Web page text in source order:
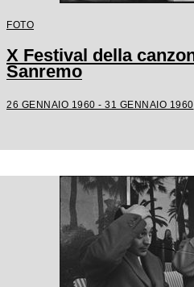
FOTO
X Festival della
Sanremo
26 GENNAIO 1960 - 31 GENNAIO 1960